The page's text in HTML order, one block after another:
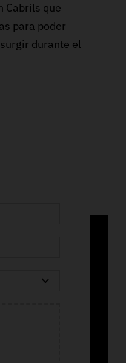
Cabrils que
para poder
durante el